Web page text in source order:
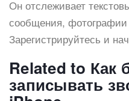
Он отслеживает
сообщения,
Зарегистрируйтесь и
Related to Как
записывать